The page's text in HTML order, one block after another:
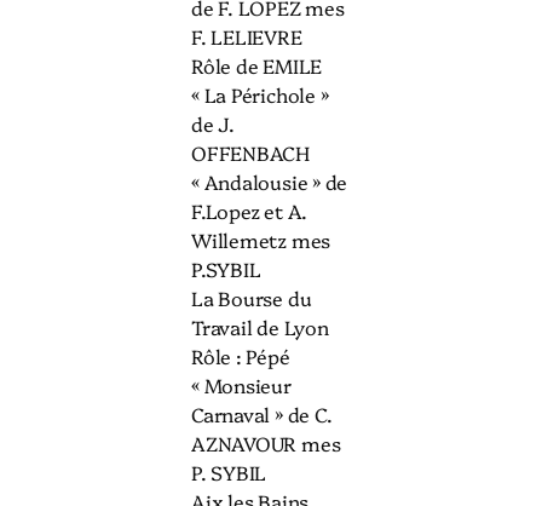
de F. LOPEZ mes
F. LELIEVRE
Rôle de EMILE
« La Périchole »
de J.
OFFENBACH
« Andalousie » de
F.Lopez et A.
Willemetz mes
P.SYBIL
La Bourse du
Travail de Lyon
Rôle : Pépé
« Monsieur
Carnaval » de C.
AZNAVOUR mes
P. SYBIL